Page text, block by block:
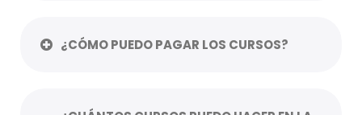
¿CÓMO PUEDO PAGAR LOS CURSOS?